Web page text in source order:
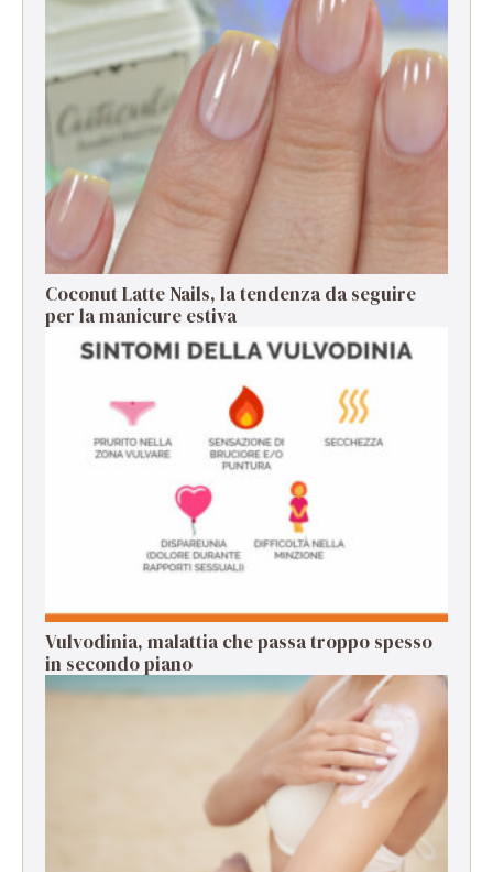
Coconut Latte Nails, la tendenza da seguire
per la manicure estiva
Vulvodinia, malattia che passa troppo spesso
in secondo piano